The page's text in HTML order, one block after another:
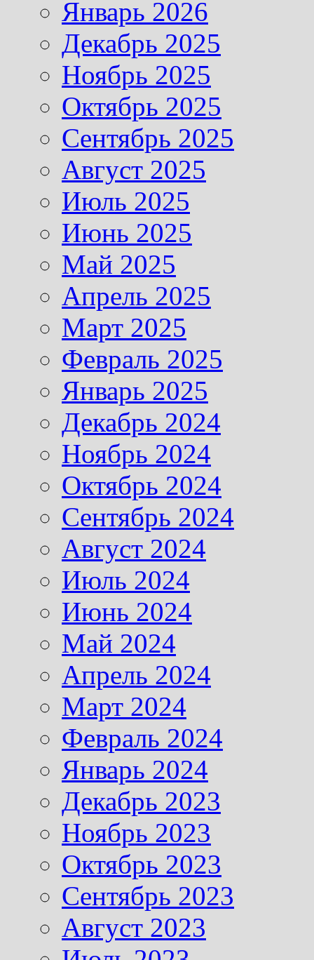
Январь 2026
Декабрь 2025
Ноябрь 2025
Октябрь 2025
Сентябрь 2025
Август 2025
Июль 2025
Июнь 2025
Май 2025
Апрель 2025
Март 2025
Февраль 2025
Январь 2025
Декабрь 2024
Ноябрь 2024
Октябрь 2024
Сентябрь 2024
Август 2024
Июль 2024
Июнь 2024
Май 2024
Апрель 2024
Март 2024
Февраль 2024
Январь 2024
Декабрь 2023
Ноябрь 2023
Октябрь 2023
Сентябрь 2023
Август 2023